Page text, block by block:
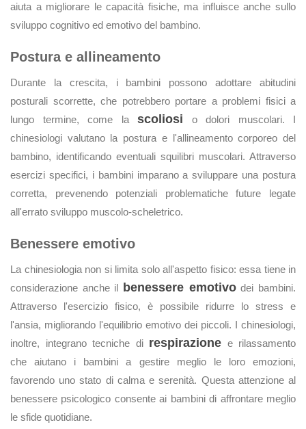
aiuta a migliorare le capacità fisiche, ma influisce anche sullo
sviluppo cognitivo ed emotivo del bambino.
Postura e allineamento
Durante la crescita, i bambini possono adottare abitudini
posturali scorrette, che potrebbero portare a problemi fisici a
lungo termine, come la scoliosi o dolori muscolari. I
chinesiologi valutano la postura e l'allineamento corporeo del
bambino, identificando eventuali squilibri muscolari. Attraverso
esercizi specifici, i bambini imparano a sviluppare una postura
corretta, prevenendo potenziali problematiche future legate
all'errato sviluppo muscolo-scheletrico.
Benessere emotivo
La chinesiologia non si limita solo all'aspetto fisico: essa tiene in
considerazione anche il benessere emotivodei bambini.
Attraverso l'esercizio fisico, è possibile ridurre lo stress e
l'ansia, migliorando l'equilibrio emotivo dei piccoli. I chinesiologi,
inoltre, integrano tecniche di respirazione e rilassamento
che aiutano i bambini a gestire meglio le loro emozioni,
favorendo uno stato di calma e serenità. Questa attenzione al
benessere psicologico consente ai bambini di affrontare meglio
le sfide quotidiane.